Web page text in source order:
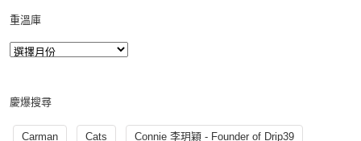
重溫庫
慶爆搜尋
Carman Cats Connie 李玥穎 - Founder of Drip39